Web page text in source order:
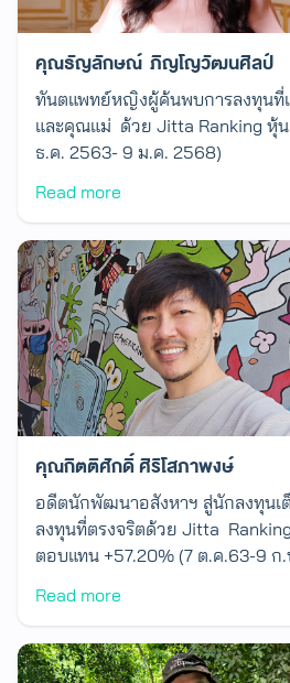
คุณธัญลักษณ์ ภิญโญวัฒนศิลป์
ทันตแพทย์หญิงผู้ค้นพบการลงทุน
และคุณแม่ ด้วย Jitta Ranking หุ้น
ธ.ค. 2563- 9 ม.ค. 2568)
Read more
คุณกิตติศักดิ์ ศิริโสภาพงษ์
อดีตนักพัฒนาอสังหาฯ สู่นักลงทุนเ
ลงทุนที่ตรงจริตด้วย Jitta
ตอบแทน +57.20% (7 ต.ค.63-9 ก
Read more